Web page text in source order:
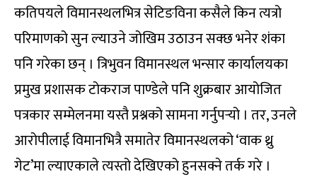
कतिपयले विमानस्थलभित्र सेटिङविना कसैले किन त्यत्रो
परिमाणको सुन ल्याउने जोखिम उठाउन सक्छ भनेर शंका
पनि गरेका छन् । त्रिभुवन विमानस्थल भन्सार कार्यालयका
प्रमुख प्रशासक टोकराज पाण्डेले पनि शुक्रबार आयोजित
पत्रकार सम्मेलनमा यस्तै प्रश्नको सामना गर्नुपर्‍यो । तर, उनले
आरोपीलाई विमानभित्रै समातेर विमानस्थलको ‘वाक थ्रु
गेट’मा ल्याएकाले त्यस्तो देखिएको हुनसक्ने तर्क गरे ।